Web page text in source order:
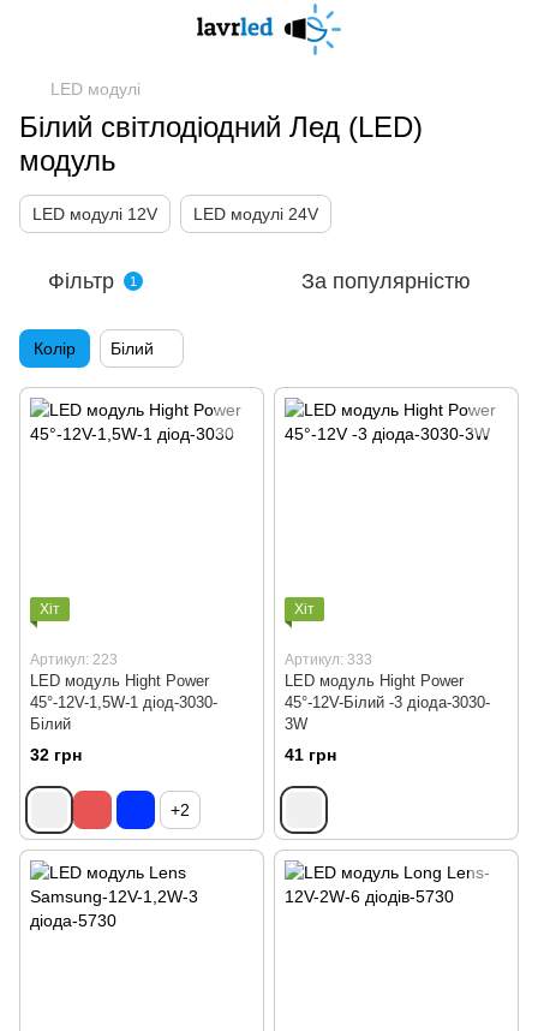
LED модулі
Білий світлодіодний Лед (LED)
модуль
LED модулі 12V LED модулі 24V
Фільтр 1 За популярністю
Колір Білий
Хіт
Артикул: 223
LED модуль Hight Power
45°-12V-1,5W-1 діод-3030-
Білий
32 грн
+2
Хіт
Артикул: 333
LED модуль Hight Power
45°-12V-Білий -3 діода-3030-
3W
41 грн